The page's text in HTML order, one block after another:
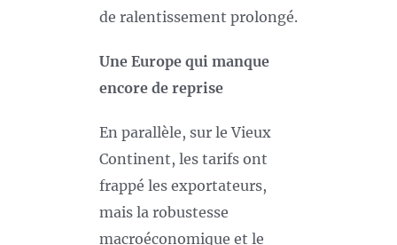
de ralentissement prolongé.
Une Europe qui manque
encore de reprise
En parallèle, sur le Vieux
Continent, les tarifs ont
frappé les exportateurs,
mais la robustesse
macroéconomique et le